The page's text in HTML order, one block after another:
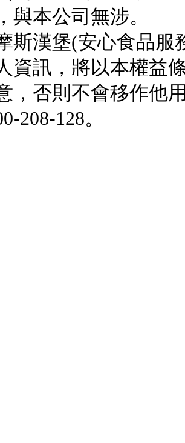
與本公司無涉。
斯漢堡(安心食品服
資訊，將以本權益
，否則不會移作他
208-128。